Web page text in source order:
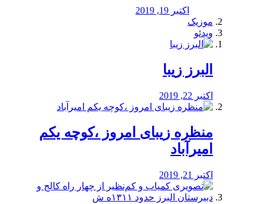
اکتبر 19, 2019
موزیک
ویدئو
البرز زیبا
اکتبر 22, 2019
منظره‌‌ زیبای امروز ،کوچه یکم
امیرآباد
اکتبر 21, 2019